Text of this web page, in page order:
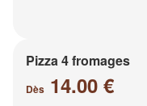
Pizza 4 fromages
Dès 14.00 €